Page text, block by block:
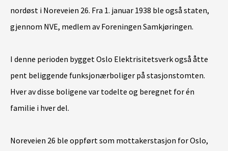
nordøst i Noreveien 26. Fra 1. januar 1938 ble også staten,
gjennom NVE, medlem av Foreningen Samkjøringen.
I denne perioden bygget Oslo Elektrisitetsverk også åtte
pent beliggende funksjonærboliger på stasjonstomten.
Hver av disse boligene var todelte og beregnet for én
familie i hver del.
Noreveien 26 ble oppført som mottakerstasjon for Oslo,